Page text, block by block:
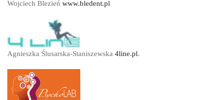
Wojciech Blezień www.bledent.pl
Agnieszka Ślusarska-Staniszewska 4line.pl.